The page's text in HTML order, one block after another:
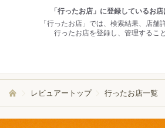
「行ったお店」に登録しているお店
「行ったお店」では、検索結果、店舗
行ったお店を登録し、管理するこ
レビュアートップ 行ったお店一覧